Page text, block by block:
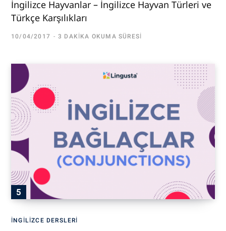
İngilizce Hayvanlar – İngilizce Hayvan Türleri ve
Türkçe Karşılıkları
10/04/2017 3 DAKIKA OKUMA SÜRESI
İNGILIZCE DERSLERI